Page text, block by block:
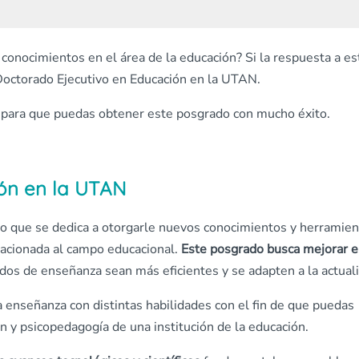
en el área de la educación? Si la respuesta a
Ejecutivo en Educación en la UTAN.
que puedas obtener este posgrado con mucho éxito.
en la UTAN
que se dedica a otorgarle nuevos conocimientos y
al campo educacional. Este posgrado busca mejorar e
de enseñanza sean más eficientes y se adapten a la
con distintas habilidades con el fin de que puedas
psicopedagogía de una institución de la educación.